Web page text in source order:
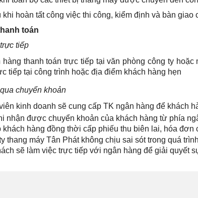
khi hoàn tất công việc thi công, kiểm định và bàn
toán
tiếp
hàng thanh toán trực tiếp tại văn phòng công ty
tiếp tại công trình hoặc địa điểm khách hàng hẹn
chuyển khoản
kinh doanh sẽ cung cấp TK ngân hàng để khách
nhận được chuyển khoản của khách hàng từ phía
khách hàng đồng thời cấp phiếu thu biên lai, hóa đơn
thang máy Tân Phátkhông chịu sai sót trong quá
sẽ làm việc trực tiếp với ngân hàng để giải quyết